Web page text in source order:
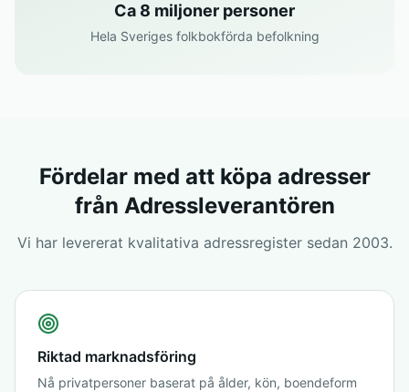
Ca 8 miljoner personer
Hela Sveriges folkbokförda befolkning
Fördelar med att köpa adresser
från Adressleverantören
Vi har levererat kvalitativa adressregister sedan 2003.
Riktad marknadsföring
Nå privatpersoner baserat på ålder, kön, boendeform